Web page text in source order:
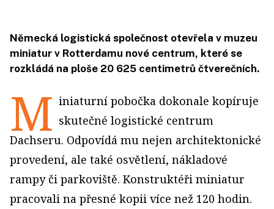
Německá logistická společnost otevřela v muzeu
miniatur v Rotterdamu nové centrum, které se
rozkládá na ploše 20 625 centimetrů čtverečních.
M iniaturní pobočka dokonale kopíruje
skutečné logistické centrum
Dachseru. Odpovídá mu nejen architektonické
provedení, ale také osvětlení, nákladové
rampy či parkoviště. Konstruktéři miniatur
pracovali na přesné kopii více než 120 hodin.